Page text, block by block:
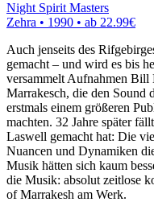
Night Spirit Masters
Zehra • 1990 • ab 22.99€
Auch jenseits des
gemacht – und wird es bis
versammelt Aufnahmen Bill
Marrakesch, die den Sound
erstmals einem größeren
machten. 32 Jahre später
Laswell gemacht hat: Die
Nuancen und Dynamiken
Musik hätten sich kaum
die Musik: absolut zeitlose
of Marrakesh am Werk.